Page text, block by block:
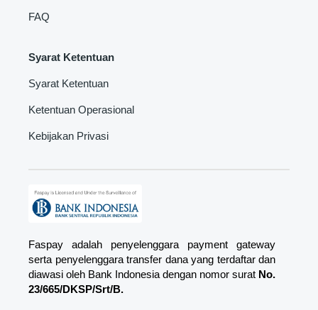
FAQ
Syarat Ketentuan
Syarat Ketentuan
Ketentuan Operasional
Kebijakan Privasi
Faspay adalah penyelenggara payment gateway
serta penyelenggara transfer dana yang terdaftar dan
diawasi oleh Bank Indonesia dengan nomor surat No.
23/665/DKSP/Srt/B.